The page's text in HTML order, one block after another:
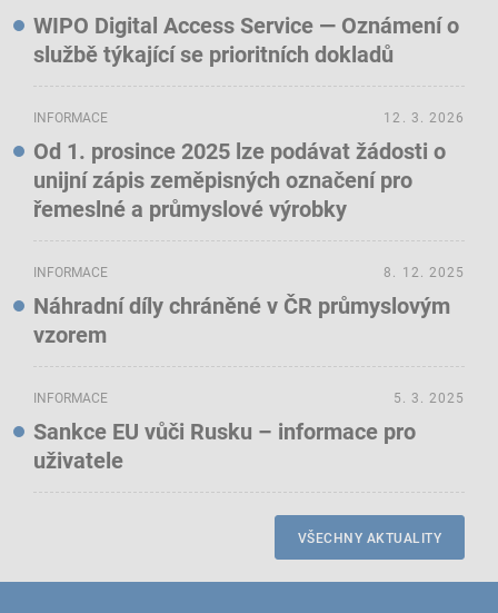
WIPO Digital Access Service — Oznámení o
službě týkající se prioritních dokladů
INFORMACE
Od 1. prosince 2025 lze podávat žádosti o
unijní zápis zeměpisných označení pro
řemeslné a průmyslové výrobky
12. 3. 2026
INFORMACE
Náhradní díly chráněné v ČR průmyslovým
vzorem
8. 12. 2025
INFORMACE
Sankce EU vůči Rusku – informace pro
uživatele
5. 3. 2025
VŠECHNY AKTUALITY